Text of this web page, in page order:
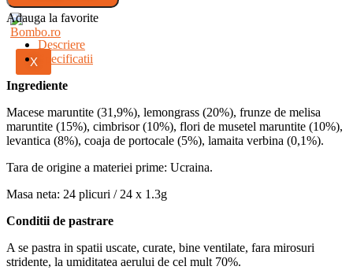
X
Adauga la favorite
Descriere
Specificatii
Ingrediente
Macese maruntite (31,9%), lemongrass (20%), frunze de melisa
maruntite (15%), cimbrisor (10%), flori de musetel maruntite (10%),
levantica (8%), coaja de portocale (5%), lamaita verbina (0,1%).
Tara de origine a materiei prime: Ucraina.
Masa neta: 24 plicuri / 24 x 1.3g
Conditii de pastrare
A se pastra in spatii uscate, curate, bine ventilate, fara mirosuri
stridente, la umiditatea aerului de cel mult 70%.